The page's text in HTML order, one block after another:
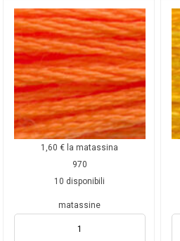
1,60€ la matassina
970
10 disponibili
matassine